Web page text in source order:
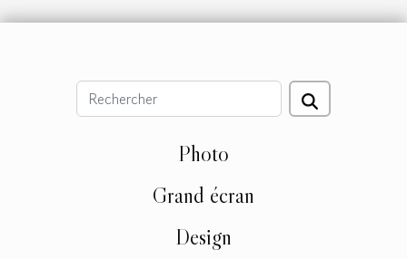
Photo
Grand écran
Design